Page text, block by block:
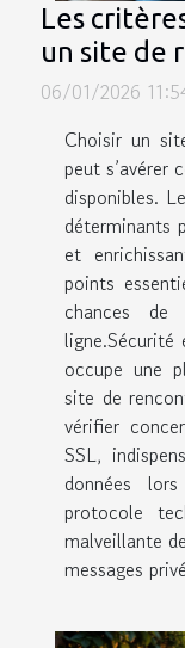
Les
un site de
06/01/2026
Choisir un
peut s’avérer
disponibles.
déterminants
et
points
chances
occupe une
site de
vérifier
SSL,
données
protocole
malveillante
messages